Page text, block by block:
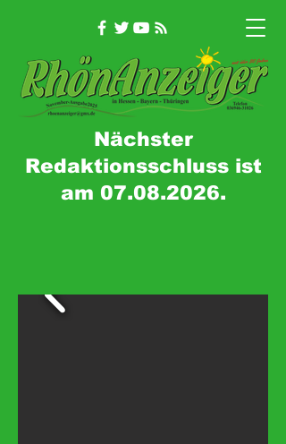
Nächster
Redaktionsschluss ist
am 07.08.2026.